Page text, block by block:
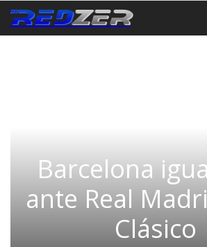
Saltar
al
Barcelona
ante Real
Clásico